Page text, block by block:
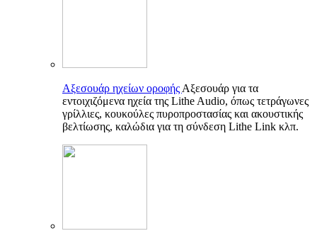
Αξεσουάρ ηχείων οροφής Αξεσουάρ για τα
εντοιχιζόμενα ηχεία της Lithe Audio, όπως τετράγωνες
γρίλλιες, κουκούλες πυροπροστασίας και ακουστικής
βελτίωσης, καλώδια για τη σύνδεση Lithe Link κλπ.